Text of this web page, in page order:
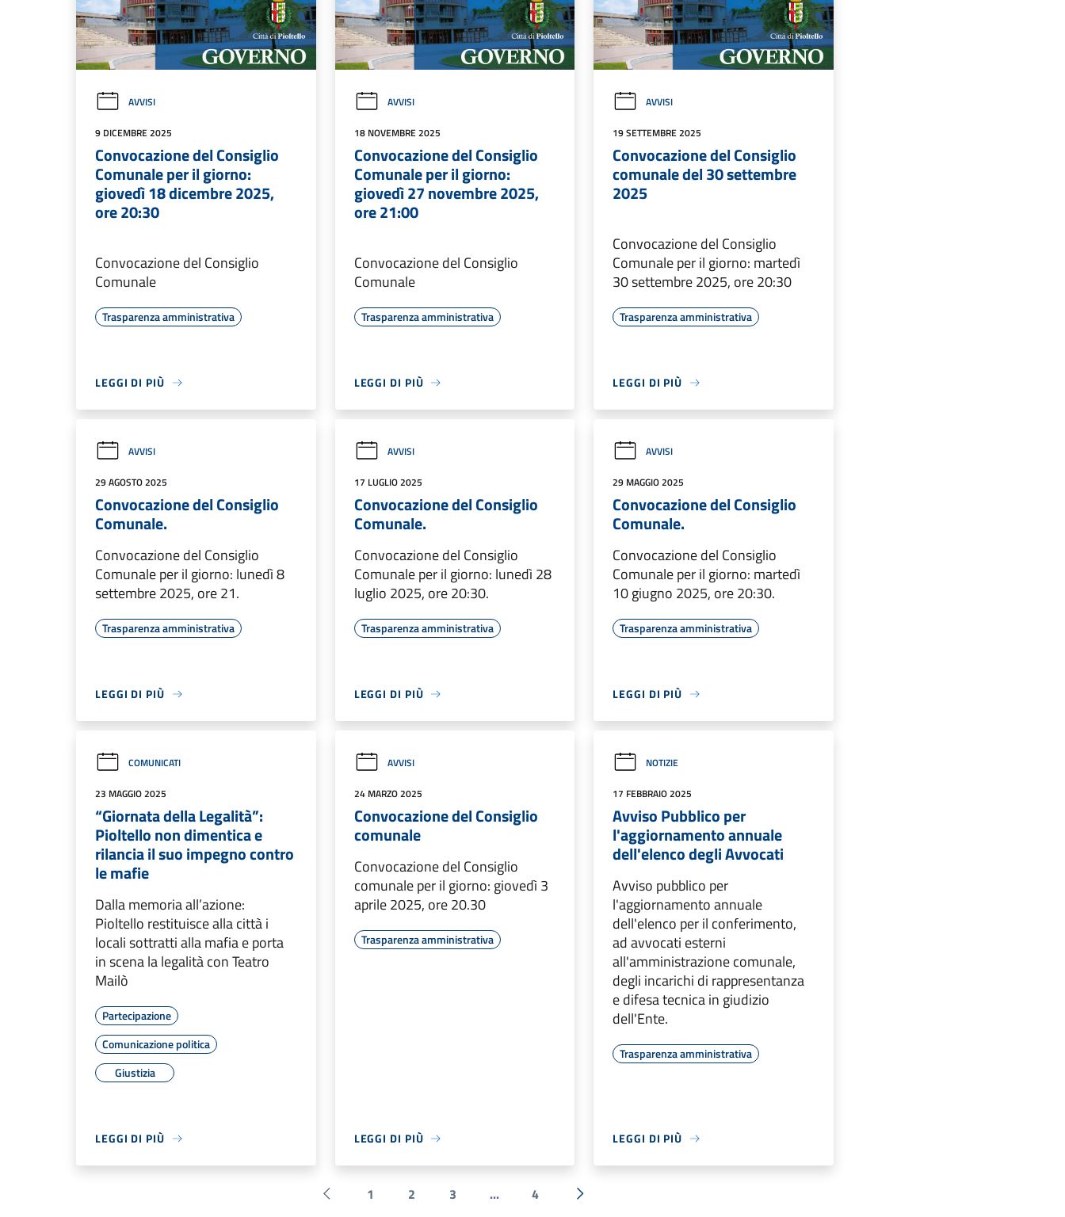
AVVISI
9 DICEMBRE 2025
Convocazione del Consiglio
Comunale per il giorno:
giovedì 18 dicembre 2025,
ore 20:30
Convocazione del Consiglio
Comunale
Trasparenza amministrativa
LEGGI DI PIÙ
AVVISI
18 NOVEMBRE 2025
Convocazione del Consiglio
Comunale per il giorno:
giovedì 27 novembre 2025,
ore 21:00
Convocazione del Consiglio
Comunale
Trasparenza amministrativa
LEGGI DI PIÙ
AVVISI
19 SETTEMBRE 2025
Convocazione del Consiglio
comunale del 30 settembre
2025
Convocazione del Consiglio
Comunale per il giorno: martedì
30 settembre 2025, ore 20:30
Trasparenza amministrativa
LEGGI DI PIÙ
AVVISI
29 AGOSTO 2025
Convocazione del Consiglio
Comunale.
Convocazione del Consiglio
Comunale per il giorno: lunedì 8
settembre 2025, ore 21.
Trasparenza amministrativa
LEGGI DI PIÙ
AVVISI
17 LUGLIO 2025
Convocazione del Consiglio
Comunale.
Convocazione del Consiglio
Comunale per il giorno: lunedì 28
luglio 2025, ore 20:30.
Trasparenza amministrativa
LEGGI DI PIÙ
AVVISI
29 MAGGIO 2025
Convocazione del Consiglio
Comunale.
Convocazione del Consiglio
Comunale per il giorno: martedì
10 giugno 2025, ore 20:30.
Trasparenza amministrativa
LEGGI DI PIÙ
COMUNICATI
23 MAGGIO 2025
“Giornata della Legalità”:
Pioltello non dimentica e
rilancia il suo impegno contro
le mafie
Dalla memoria all’azione:
Pioltello restituisce alla città i
locali sottratti alla mafia e porta
in scena la legalità con Teatro
Mailò
Partecipazione
Comunicazione politica
Giustizia
LEGGI DI PIÙ
AVVISI
24 MARZO 2025
Convocazione del Consiglio
comunale
Convocazione del Consiglio
comunale per il giorno: giovedì 3
aprile 2025, ore 20.30
Trasparenza amministrativa
LEGGI DI PIÙ
NOTIZIE
17 FEBBRAIO 2025
Avviso Pubblico per
l'aggiornamento annuale
dell'elenco degli Avvocati
Avviso pubblico per
l'aggiornamento annuale
dell'elenco per il conferimento,
ad avvocati esterni
all'amministrazione comunale,
degli incarichi di rappresentanza
e difesa tecnica in giudizio
dell'Ente.
Trasparenza amministrativa
LEGGI DI PIÙ
Pagina precedente
1 2 3 ... 4
Successiva »